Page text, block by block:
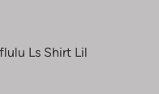
Ls Shirt Lil